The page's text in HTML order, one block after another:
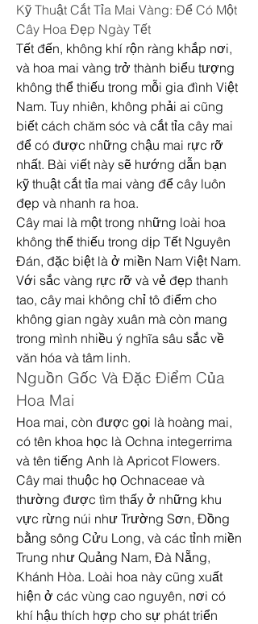
Kỹ Thuật Cắt Tỉa Mai Vàng: Để Có Một
Cây Hoa Đẹp Ngày Tết
Tết đến, không khí rộn ràng khắp nơi,
và hoa mai vàng trở thành biểu tượng
không thể thiếu trong mỗi gia đình Việt
Nam. Tuy nhiên, không phải ai cũng
biết cách chăm sóc và cắt tỉa cây mai
để có được những chậu mai rực rỡ
nhất. Bài viết này sẽ hướng dẫn bạn
kỹ thuật cắt tỉa mai vàng để cây luôn
đẹp và nhanh ra hoa.
Cây mai là một trong những loài hoa
không thể thiếu trong dịp Tết Nguyên
Đán, đặc biệt là ở miền Nam Việt Nam.
Với sắc vàng rực rỡ và vẻ đẹp thanh
tao, cây mai không chỉ tô điểm cho
không gian ngày xuân mà còn mang
trong mình nhiều ý nghĩa sâu sắc về
văn hóa và tâm linh.
Nguồn Gốc Và Đặc Điểm Của
Hoa Mai
Hoa mai, còn được gọi là hoàng mai,
có tên khoa học là Ochna integerrima
và tên tiếng Anh là Apricot Flowers.
Cây mai thuộc họ Ochnaceae và
thường được tìm thấy ở những khu
vực rừng núi như Trường Sơn, Đồng
bằng sông Cửu Long, và các tỉnh miền
Trung như Quảng Nam, Đà Nẵng,
Khánh Hòa. Loài hoa này cũng xuất
hiện ở các vùng cao nguyên, nơi có
khí hậu thích hợp cho sự phát triển